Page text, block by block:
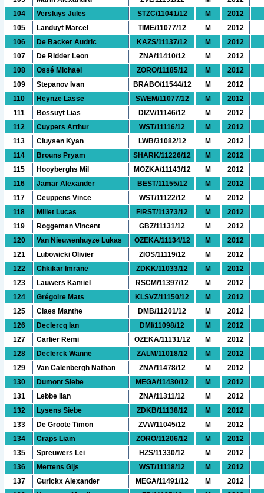
104
Versluys Jules STZC/11041/12 M
2012
105
Landuyt Marcel TIME/11077/12 M
2012
106
De Backer Audric KAZS/11137/12 M
2012
107
De Ridder Leon ZNA/11410/12 M
2012
108
Ossé Michael ZORO/11185/12 M
2012
109
Stepanov Ivan BRABO/11544/12 M
2012
110
Heynze Lasse SWEM/11077/12 M
2012
111
Bossuyt Lias DIZV/11146/12 M
2012
112
Cuypers Arthur WST/11116/12 M
2012
113
Cluysen Kyan LWB/31082/12 M
2012
114
Brouns Pryam SHARK/11226/12 M
2012
115
Hooyberghs Mil MOZKA/11143/12 M
2012
116
Jamar Alexander BEST/11155/12 M
2012
117
Ceuppens Vince WST/11122/12 M
2012
118
Millet Lucas FIRST/11373/12 M
2012
119
Roggeman Vincent GBZ/11131/12 M
2012
120
Van Nieuwenhuyze Lukas OZEKA/11134/12 M
2012
121
Lubowicki Olivier ZIOS/11119/12 M
2012
122
Chkikar Imrane ZDKK/11033/12 M
2012
123
Lauwers Kamiel RSCM/11397/12 M
2012
124
Grégoire Mats KLSVZ/11150/12 M
2012
125
Claes Manthe DMB/11201/12 M
2012
126
Declercq Ian DMI/11098/12 M
2012
127
Carlier Remi OZEKA/11131/12 M
2012
128
Declerck Wanne ZALM/11018/12 M
2012
129
Van Calenbergh Nathan ZNA/11478/12 M
2012
130
Dumont Siebe MEGA/11430/12 M
2012
131
Lebbe Ilan ZNA/11311/12 M
2012
132
Lysens Siebe ZDKB/11138/12 M
2012
133
De Groote Timon ZVW/11045/12 M
2012
134
Craps Liam ZORO/11206/12 M
2012
135
Spreuwers Lei HZS/11330/12 M
2012
136
Mertens Gijs WST/11118/12 M
2012
137
Gurickx Alexander MEGA/11491/12 M
2012